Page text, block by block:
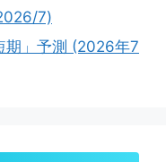
7)
期」予測 (2026年7